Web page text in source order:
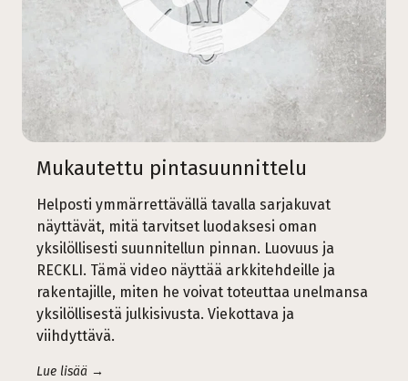
Mukautettu pintasuunnittelu
Helposti ymmärrettävällä tavalla sarjakuvat
näyttävät, mitä tarvitset luodaksesi oman
yksilöllisesti suunnitellun pinnan. Luovuus ja
RECKLI. Tämä video näyttää arkkitehdeille ja
rakentajille, miten he voivat toteuttaa unelmansa
yksilöllisestä julkisivusta. Viekottava ja
viihdyttävä.
Lue lisää →